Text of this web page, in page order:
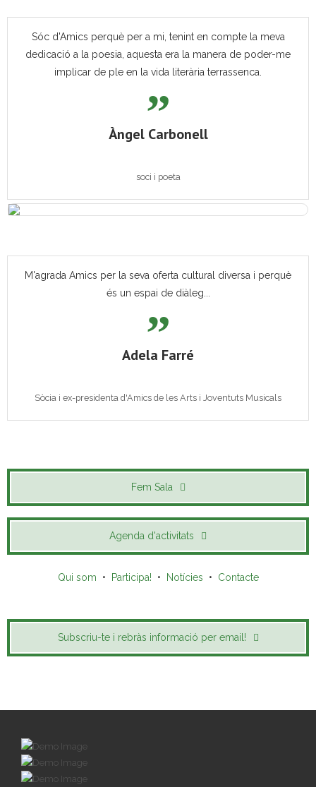
Sóc d'Amics perquè per a mi, tenint en compte la meva
dedicació a la poesia, aquesta era la manera de poder-me
implicar de ple en la vida literària terrassenca.
Àngel Carbonell
soci i poeta
M'agrada Amics per la seva oferta cultural diversa i perquè
és un espai de diàleg...
Adela Farré
Sòcia i ex-presidenta d'Amics de les Arts i Joventuts Musicals
Fem Sala
Agenda d'activitats
Qui som • Participa! • Notícies • Contacte
Subscriu-te i rebràs informació per email!